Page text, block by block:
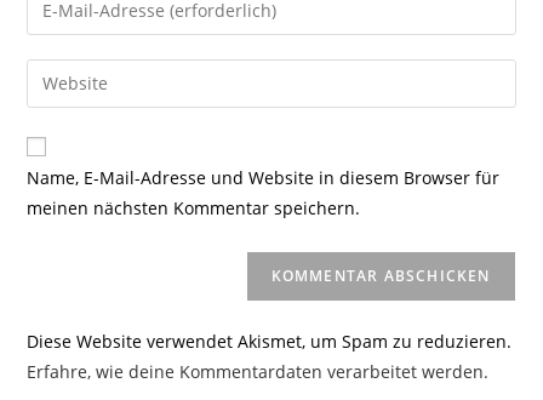
oder
zum
Kommentieren
ein
deine
E-
Mail-
zum
Kommentieren
ein
Gib
deine
Website-
URL
Name, E-Mail-Adresse und Website in diesem Browser für
meinen nächsten Kommentar speichern.
Diese Website verwendet Akismet, um Spam zu reduzieren.
Erfahre, wie deine Kommentardaten verarbeitet werden.